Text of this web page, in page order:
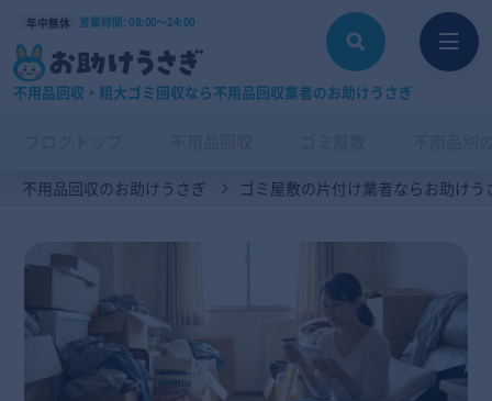
年中無休 営業時間: 08:00〜24:00
不用品回収・粗大ゴミ回収なら不用品回収業者のお助けうさぎ
不用品回収のお助けうさぎ ゴミ屋敷の片付け業者ならお助けう